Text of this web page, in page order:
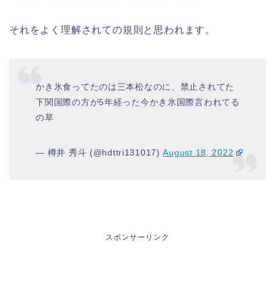
それをよく理解されての規則と思われます。
かき氷食ってたのは三本松なのに、禁止されてた
下関国際の方が5年経った今かき氷国際言われてる
の草
— 樽井 秀斗 (@hdttri131017)August 18, 2022
スポンサーリンク